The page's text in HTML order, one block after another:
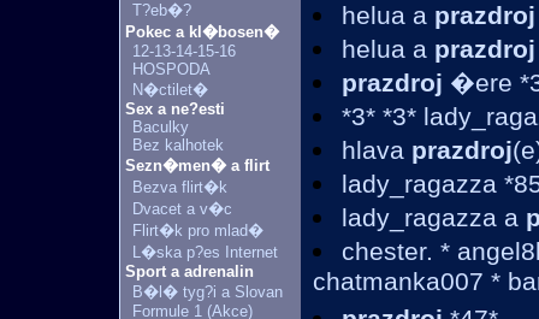
T?eb�?
Pokec a kl�bosen�
12-13-14-15-16
HOSPODA
N�ctilet�
Sex a ne?esti
Baculky
Bez kalhotek
Sezn�men� a flirt
Bezva flirt�k
Dvacet a v�c
Flirt�k pro mlad�
L�ska p?es Internet
Sport a adrenalin
B�l� tyg?i a Slovan
Formule 1 (Akce)
helua a prazdroj
helua a prazdroj
prazdroj �ere
*3* *3*
hlava prazdroj
lady_ragazza
lady_ragazza a
chester. *
chatmanka007 *